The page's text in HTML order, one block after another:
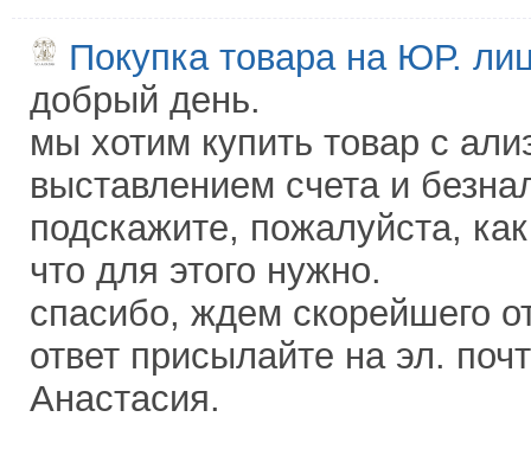
Покупка товара на ЮР.
добрый день.
мы хотим купить товар с
выставлением счета и
подскажите, пожалуйста,
что для этого нужно.
спасибо, ждем скорейшего
ответ присылайте на эл.
Анастасия.